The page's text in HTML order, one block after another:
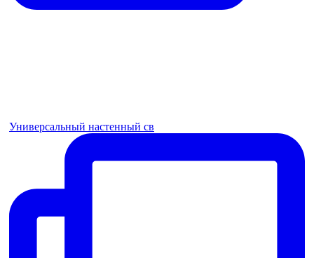
Универсальный настенный св